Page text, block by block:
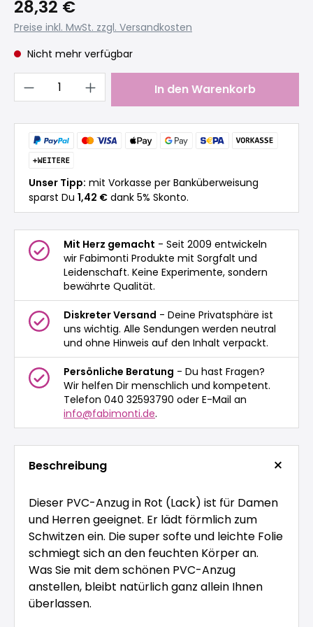
28,32 €
Preise inkl. MwSt. zzgl. Versandkosten
Nicht mehr verfügbar
Produkt Anzahl: Gib den
In den Warenkorb
Unser Tipp: mit Vorkasse per Banküberweisung
sparst Du 1,42 € dank 5% Skonto.
Mit Herz gemacht - Seit 2009 entwickeln
wir Fabimonti Produkte mit Sorgfalt und
Leidenschaft. Keine Experimente, sondern
bewährte Qualität.
Diskreter Versand - Deine Privatsphäre ist
uns wichtig. Alle Sendungen werden neutral
und ohne Hinweis auf den Inhalt verpackt.
Persönliche Beratung - Du hast Fragen?
Wir helfen Dir menschlich und kompetent.
Telefon 040 32593790 oder E-Mail an
info@fabimonti.de.
Beschreibung
Dieser PVC-Anzug in Rot (Lack) ist für Damen
und Herren geeignet. Er lädt förmlich zum
Schwitzen ein. Die super softe und leichte Folie
schmiegt sich an den feuchten Körper an.
Was Sie mit dem schönen PVC-Anzug
anstellen, bleibt natürlich ganz allein Ihnen
überlassen.